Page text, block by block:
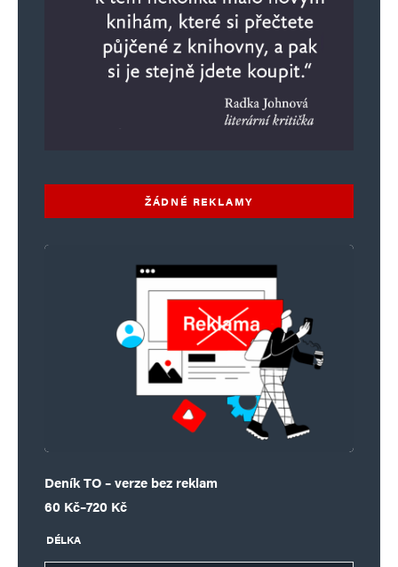
ŽÁDNÉ REKLAMY
Deník TO – verze bez reklam
60 Kč–720 Kč
Rozpětí cen: 60 Kč až 720 Kč
DÉLKA